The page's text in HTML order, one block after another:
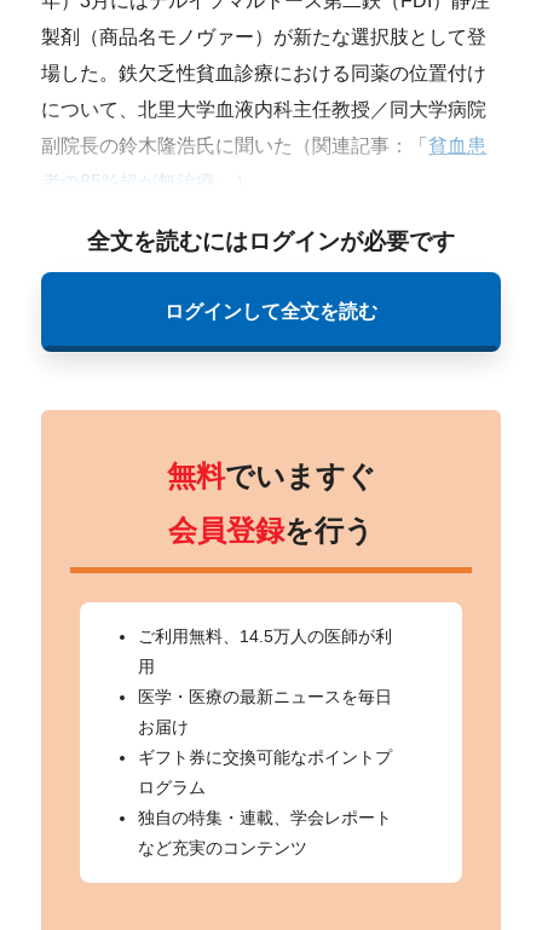
製剤（商品名モノヴァー）が新たな選択肢として登
場した。鉄欠乏性貧血診療における同薬の位置付け
について、北里大学血液内科主任教授／同大学病院
副院長の鈴木隆浩氏に聞いた（関連記事：「貧血患
者の85%超が無治療
全文を読むにはログインが必要です
ログインして全文を読む
無料でいますぐ
会員登録を行う
ご利用無料、14.5万人の医師が利
用
医学・医療の最新ニュースを毎日
お届け
ギフト券に交換可能なポイントプ
ログラム
独自の特集・連載、学会レポート
など充実のコンテンツ